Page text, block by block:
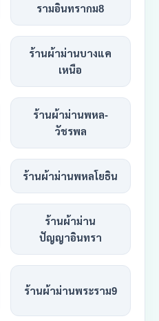
รามอินทรากม8
ร้านผ้าม่านบางแค
เหนือ
ร้านผ้าม่านพหล-
วัชรพล
ร้านผ้าม่านพหลโยธิน
ร้านผ้าม่าน
ปัญญาอินทรา
ร้านผ้าม่านพระราม9